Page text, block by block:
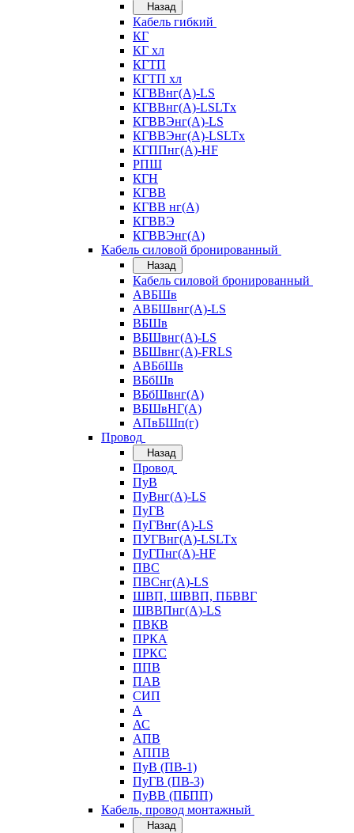
Назад
Кабель гибкий
КГ
КГ хл
КГТП
КГТП хл
КГВВнг(А)-LS
КГВВнг(А)-LSLTx
КГВВЭнг(А)-LS
КГВВЭнг(А)-LSLTx
КГППнг(А)-HF
РПШ
КГН
КГВВ
КГВВ нг(А)
КГВВЭ
КГВВЭнг(А)
Кабель силовой бронированный
Назад
Кабель силовой бронированный
АВБШв
АВБШвнг(А)-LS
ВБШв
ВБШвнг(А)-LS
ВБШвнг(А)-FRLS
АВБбШв
ВБбШв
ВБбШвнг(А)
ВБШвНГ(А)
АПвБШп(г)
Провод
Назад
Провод
ПуВ
ПуВнг(А)-LS
ПуГВ
ПуГВнг(А)-LS
ПУГВнг(А)-LSLTx
ПуГПнг(А)-HF
ПВС
ПВСнг(А)-LS
ШВП, ШВВП, ПБВВГ
ШВВПнг(А)-LS
ПВКВ
ПРКА
ПРКС
ППВ
ПАВ
СИП
А
АС
АПВ
АППВ
ПуВ (ПВ-1)
ПуГВ (ПВ-3)
ПуВВ (ПБПП)
Кабель, провод монтажный
Назад